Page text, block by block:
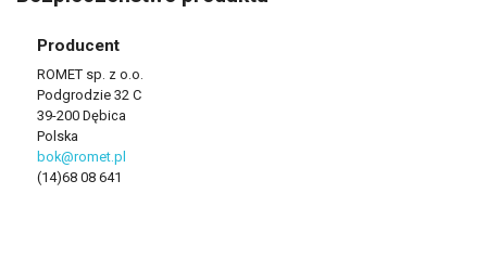
Producent
ROMET sp. z o.o.
Podgrodzie 32 C
39-200 Dębica
Polska
bok@romet.pl
(14)68 08 641